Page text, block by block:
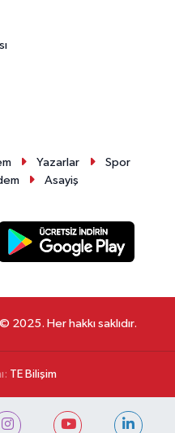
Yazarlar
Spor
Asayiş
2025. Her hakkı saklıdır.
TE Bilişim